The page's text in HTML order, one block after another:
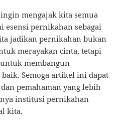
mengajak kita semua
pernikahan sebagai
jadikan pernikahan bukan
merayakan cinta, tetapi
membangun
Semoga artikel ini dapat
pemahaman yang lebih
institusi pernikahan
kita.